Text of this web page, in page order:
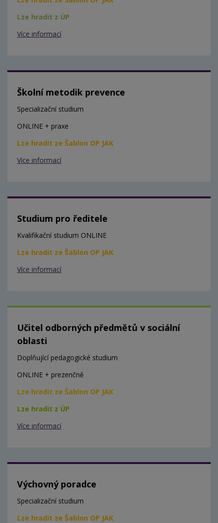
Lze hradit z ÚP
Více informací
Školní metodik prevence
Specializační studium
ONLINE + praxe
Lze hradit ze Šablon OP JAK
Více informací
Studium pro ředitele
Kvalifikační studium ONLINE
Lze hradit ze Šablon OP JAK
Více informací
Učitel odborných předmětů v sociální
oblasti
Doplňující pedagogické studium
ONLINE + prezenčně
Lze hradit ze Šablon OP JAK
Lze hradit z ÚP
Více informací
Výchovný poradce
Specializační studium
Lze hradit ze Šablon OP JAK